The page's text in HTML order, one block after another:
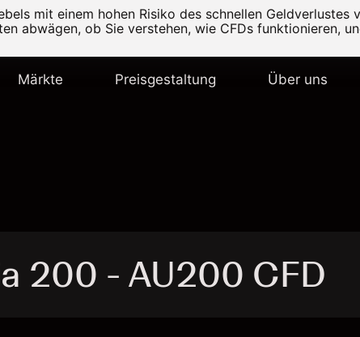
mit einem hohen Risiko des schnellen Geldverlustes
abwägen, ob Sie verstehen, wie CFDs funktionieren,
Märkte Preisgestaltung Über uns
200 - AU200 CFD